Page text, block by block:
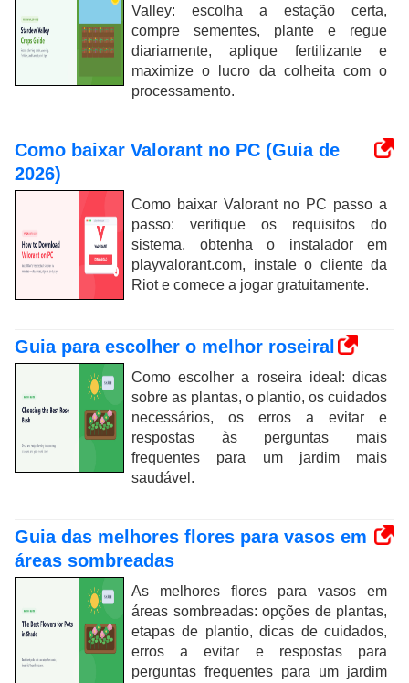
Valley: escolha a estação certa,
compre sementes, plante e regue
diariamente, aplique fertilizante e
maximize o lucro da colheita com o
processamento.
Como baixar Valorant no PC (Guia de
2026)
Como baixar Valorant no PC passo a
passo: verifique os requisitos do
sistema, obtenha o instalador em
playvalorant.com, instale o cliente da
Riot e comece a jogar gratuitamente.
Guia para escolher o melhor roseiral
Como escolher a roseira ideal: dicas
sobre as plantas, o plantio, os cuidados
necessários, os erros a evitar e
respostas às perguntas mais
frequentes para um jardim mais
saudável.
Guia das melhores flores para vasos em
áreas sombreadas
As melhores flores para vasos em
áreas sombreadas: opções de plantas,
etapas de plantio, dicas de cuidados,
erros a evitar e respostas para
perguntas frequentes para um jardim